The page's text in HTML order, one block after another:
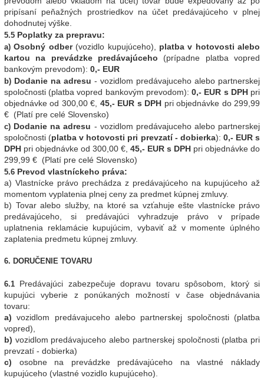
pripísaní peňažných prostriedkov na účet predávajúceho v plnej
dohodnutej výške.
5.5 Poplatky za prepravu:
a)Osobný odber(vozidlo kupujúceho), platba v hotovosti alebo
kartou na prevádzke predávajúceho (prípadne platba vopred
bankovým prevodom): 0,- EUR
b) Dodanie na adresu - vozidlom predávajuceho alebo partnerskej
spoločnosti (platba vopred bankovým prevodom):0,- EUR s DPH pri
objednávke od 300,00 €, 45,- EUR s DPH pri objednávke do 299,99
€ (Platí pre celé Slovensko)
c) Dodanie na adresu - vozidlom predávajuceho alebo partnerskej
spoločnosti (platba v hotovosti pri prevzatí - dobierka): 0,- EUR s
DPH pri objednávke od 300,00 € 45,- EUR s DPH pri objednávke do
299,99 € (Platí pre celé Slovensko)
5.6 Prevod vlastníckeho práva:
a) Vlastnícke právo prechádza z predávajúceho na kupujúceho až
momentom vyplatenia plnej ceny za predmet kúpnej zmluvy.
b) Tovar alebo služby, na ktoré sa vzťahuje ešte vlastnícke právo
predávajúceho, si predávajúci vyhradzuje právo v prípade
uplatnenia reklamácie kupujúcim, vybaviť až v momente úplného
zaplatenia predmetu kúpnej zmluvy.
6. DORUČENIE TOVARU
6.1 Predávajúci zabezpečuje dopravu tovaru spôsobom, ktorý si
kupujúci vyberie z ponúkaných možností v čase objednávania
tovaru:
a) vozidlom predávajuceho alebo partnerskej spoločnosti (platba
vopred),
b) vozidlom predávajuceho alebo partnerskej spoločnosti (platba pri
prevzatí - dobierka)
c) osobne na prevádzke predávajúceho na vlastné náklady
kupujúceho (vlastné vozidlo kupujúceho).